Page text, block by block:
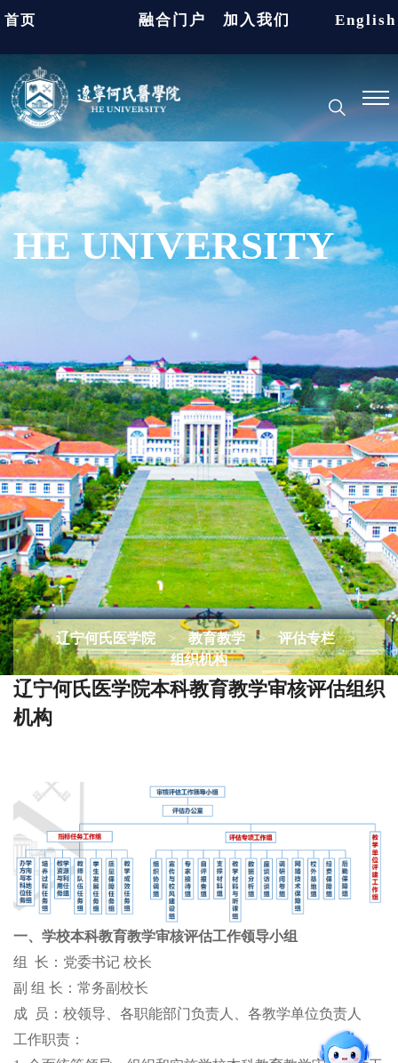
首页 融合门户 加入我们 English
HE UNIVERSITY
辽宁何氏医学院 > 教育教学 > 评估专栏
>
组织机构
辽宁何氏医学院本科教育教学审核评估组织
机构
一、学校本科教育教学审核评估工作领导小组
组 长： 党委书记 校长
副 组 长： 常务副校长
成
员： 校领导、各职能部门负责人、各教学单位负责人
工作职责：